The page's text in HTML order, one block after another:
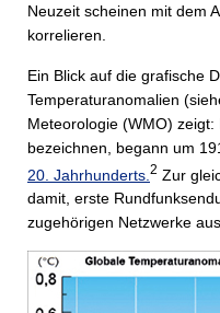
Neuzeit scheinen mit dem
korrelieren.
Ein Blick auf die grafische
Temperaturanomalien
Meteorologie (WMO)
bezeichnen, begann um
20. Jahrhunderts. 2 Zur
damit, erste
zugehörigen Netzwerke